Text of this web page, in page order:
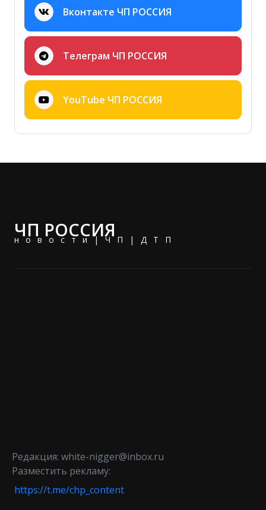
Вконтакте ЧП РОССИЯ
Телеграм ЧП РОССИЯ
YouTube ЧП РОССИЯ
ЧП РОССИЯ
новости|ЧП|ДТП
Редакция: white-nigger@inbox.ru
Разместить рекламу:
https://t.me/chp_content